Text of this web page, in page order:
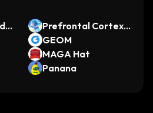
Prefrontal Cortex
Convo Agent by Vir
tuals
GEOM
MAGA Hat
Panana